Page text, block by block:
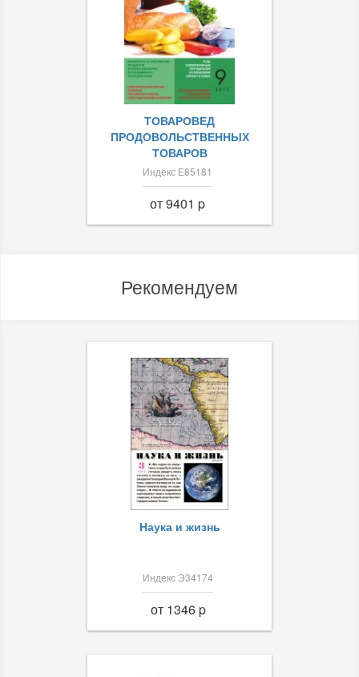
ТОВАРОВЕД
ПРОДОВОЛЬСТВЕННЫХ
ТОВАРОВ
Индекс Е85181
от 9401 p
Рекомендуем
Наука и жизнь
Индекс Э34174
от 1346 p